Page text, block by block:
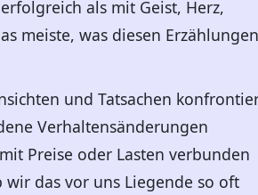
als mit Geist, Herz,
meiste, was diesen Erzählungen
und Tatsachen
Verhaltensänderungen
Preise oder Lasten verbunden
das vor uns Liegende so oft